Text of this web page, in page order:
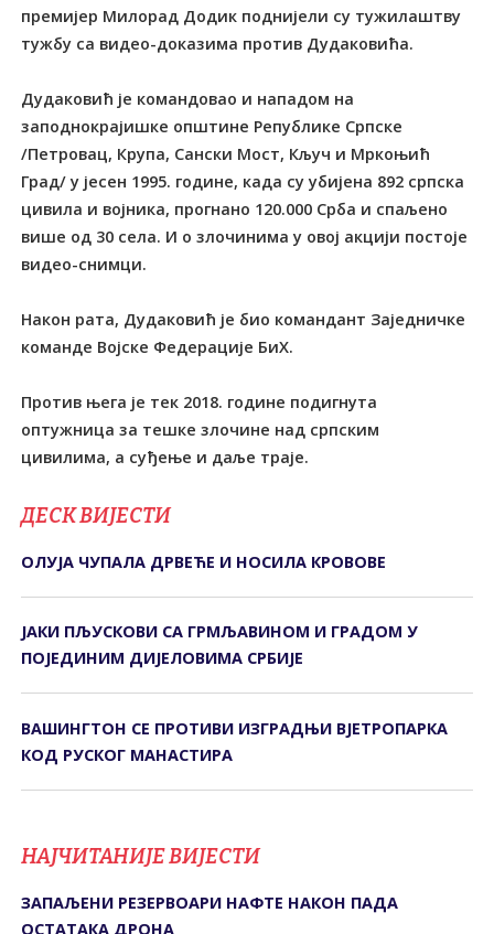
премијер Милорад Додик поднијели су тужилаштву
тужбу са видео-доказима против Дудаковића.
Дудаковић је командовао и нападом на
заподнокрајишке општине Републике Српске
/Петровац, Крупа, Сански Мост, Кључ и Мркоњић
Град/ у јесен 1995. године, када су убијена 892 српска
цивила и војника, прогнано 120.000 Срба и спаљено
више од 30 села. И о злочинима у овој акцији постоје
видео-снимци.
Након рата, Дудаковић је био командант Заједничке
команде Војске Федерације БиХ.
Против њега је тек 2018. године подигнута
оптужница за тешке злочине над српским
цивилима, а суђење и даље траје.
ДЕСК ВИЈЕСТИ
ОЛУЈА ЧУПАЛА ДРВЕЋЕ И НОСИЛА КРОВОВЕ
ЈАКИ ПЉУСКОВИ СА ГРМЉАВИНОМ И ГРАДОМ У
ПОЈЕДИНИМ ДИЈЕЛОВИМА СРБИЈЕ
ВАШИНГТОН СЕ ПРОТИВИ ИЗГРАДЊИ ВЈЕТРОПАРКА
КОД РУСКОГ МАНАСТИРА
НАЈЧИТАНИЈЕ ВИЈЕСТИ
ЗАПАЉЕНИ РЕЗЕРВОАРИ НАФТЕ НАКОН ПАДА
ОСТАТАКА ДРОНА